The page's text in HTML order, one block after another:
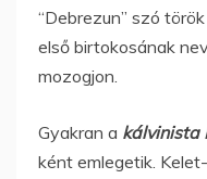
“Debrezun” szó
első birtokosának
mozogjon.
Gyakran a kálvinista
ként emlegetik.